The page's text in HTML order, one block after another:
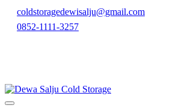
coldstoragedewisalju@gmail.com
0852-1111-3257